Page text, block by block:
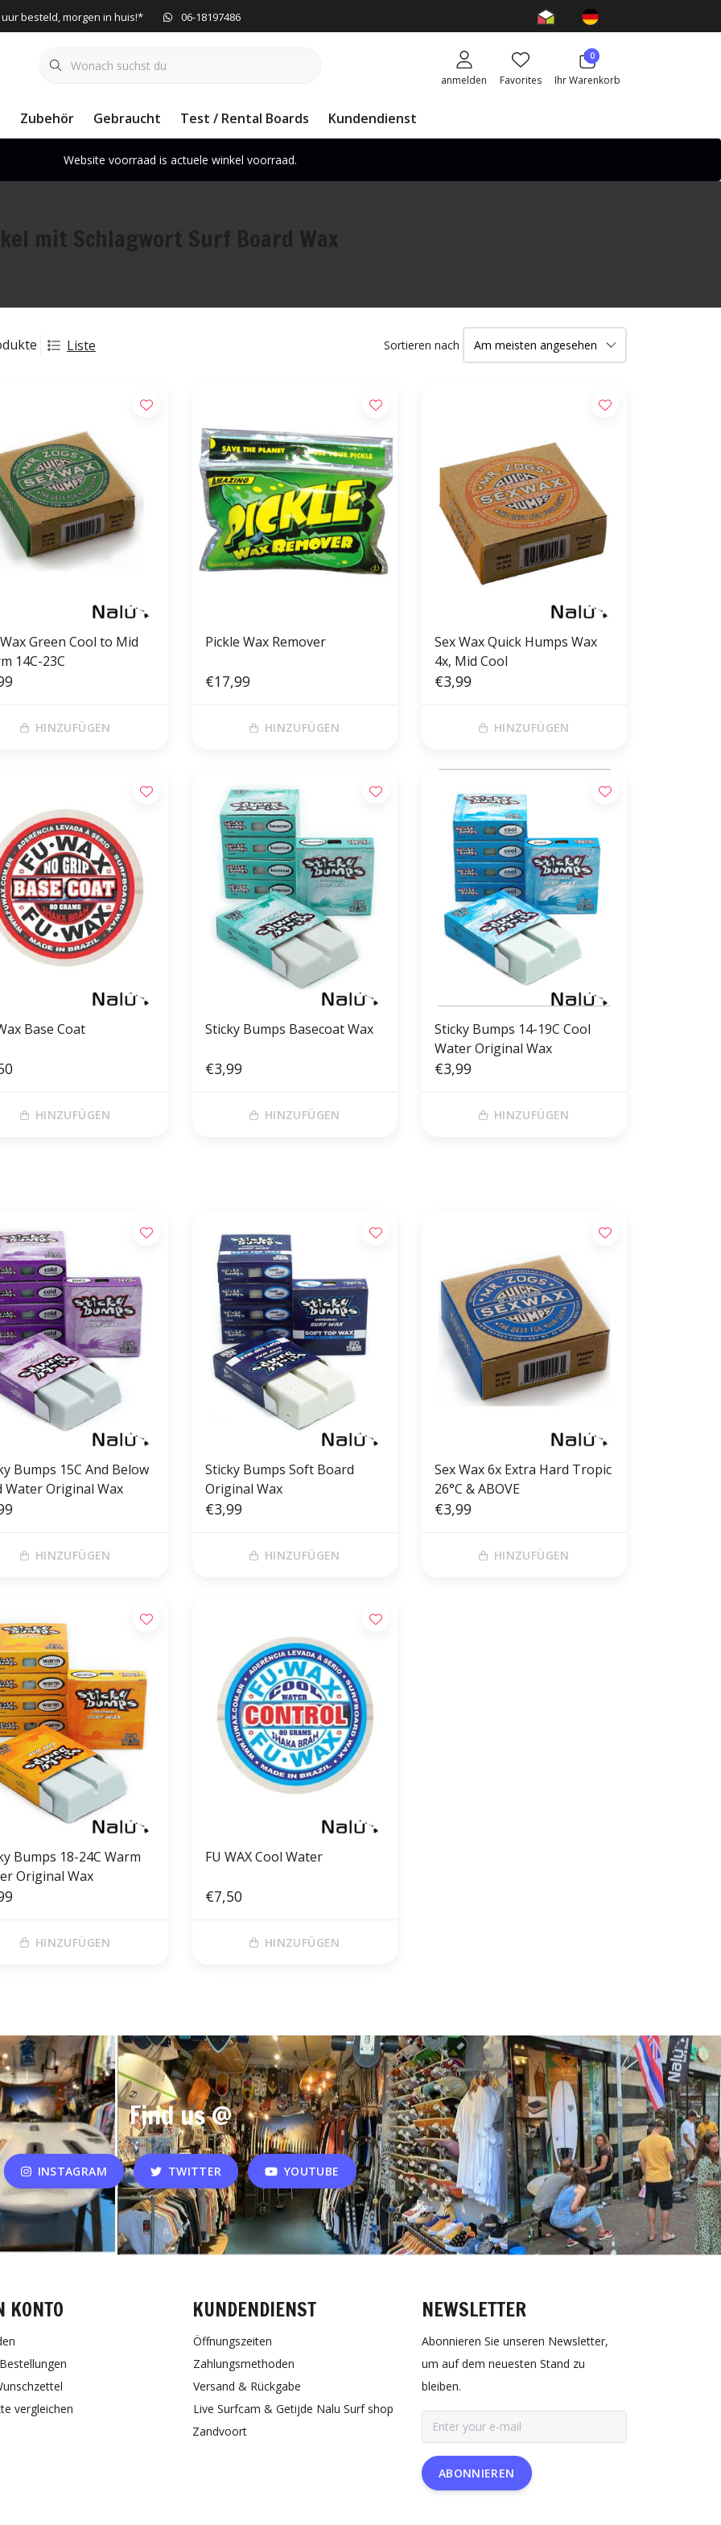
uur besteld, morgen in huis!* 06-18197486
anmelden Favorites
0
Ihr Warenkorb
Zubehör Gebraucht Test / Rental Boards Kundendienst
Website voorraad is actuele winkel voorraad.
mit Schlagwort Surf Board Wax
Liste Sortieren nach
Green Cool to Mid
14C-23C
HINZUFÜGEN
Pickle Wax Remover
€17,99
HINZUFÜGEN
Sex Wax Quick Humps Wax
4x, Mid Cool
€3,99
HINZUFÜGEN
Base Coat
HINZUFÜGEN
Sticky Bumps Basecoat Wax
€3,99
HINZUFÜGEN
Sticky Bumps 14-19C Cool
Water Original Wax
€3,99
HINZUFÜGEN
Bumps 15C And Below
Water Original Wax
HINZUFÜGEN
Sticky Bumps Soft Board
Original Wax
€3,99
HINZUFÜGEN
Sex Wax 6x Extra Hard Tropic
26°C & ABOVE
€3,99
HINZUFÜGEN
Bumps 18-24C Warm
Original Wax
HINZUFÜGEN
FU WAX Cool Water
€7,50
HINZUFÜGEN
Find us @
INSTAGRAM TWITTER YOUTUBE
KONTO
vergleichen
KUNDENDIENST
Öffnungszeiten
Zahlungsmethoden
Versand & Rückgabe
Live Surfcam & Getijde Nalu Surf shop
Zandvoort
NEWSLETTER
Abonnieren Sie unseren Newsletter,
um auf dem neuesten Stand zu
bleiben.
ABONNIEREN